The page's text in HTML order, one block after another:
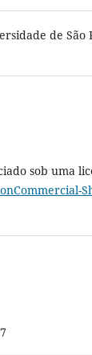
de São
sob uma